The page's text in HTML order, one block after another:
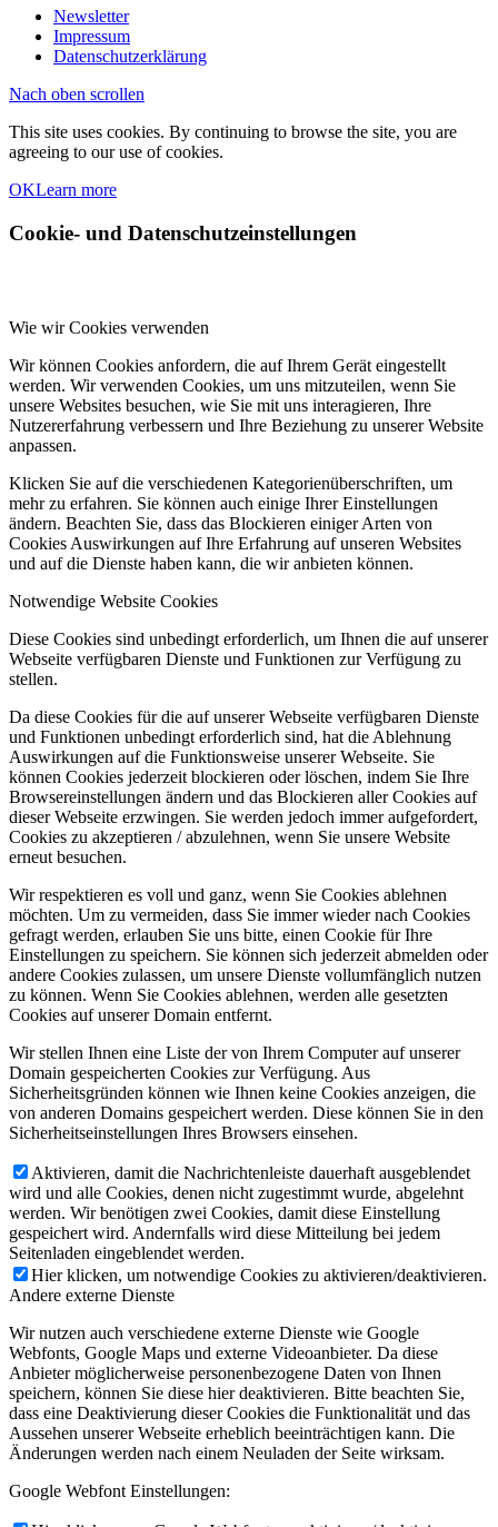
Newsletter
Impressum
Datenschutzerklärung
Nach oben scrollen
This site uses cookies. By continuing to browse the site, you are
agreeing to our use of cookies.
OKLearn more
Cookie- und Datenschutzeinstellungen
Wie wir Cookies verwenden
Wir können Cookies anfordern, die auf Ihrem Gerät eingestellt
werden. Wir verwenden Cookies, um uns mitzuteilen, wenn Sie
unsere Websites besuchen, wie Sie mit uns interagieren, Ihre
Nutzererfahrung verbessern und Ihre Beziehung zu unserer Website
anpassen.
Klicken Sie auf die verschiedenen Kategorienüberschriften, um
mehr zu erfahren. Sie können auch einige Ihrer Einstellungen
ändern. Beachten Sie, dass das Blockieren einiger Arten von
Cookies Auswirkungen auf Ihre Erfahrung auf unseren Websites
und auf die Dienste haben kann, die wir anbieten können.
Notwendige Website Cookies
Diese Cookies sind unbedingt erforderlich, um Ihnen die auf unserer
Webseite verfügbaren Dienste und Funktionen zur Verfügung zu
stellen.
Da diese Cookies für die auf unserer Webseite verfügbaren Dienste
und Funktionen unbedingt erforderlich sind, hat die Ablehnung
Auswirkungen auf die Funktionsweise unserer Webseite. Sie
können Cookies jederzeit blockieren oder löschen, indem Sie Ihre
Browsereinstellungen ändern und das Blockieren aller Cookies auf
dieser Webseite erzwingen. Sie werden jedoch immer aufgefordert,
Cookies zu akzeptieren / abzulehnen, wenn Sie unsere Website
erneut besuchen.
Wir respektieren es voll und ganz, wenn Sie Cookies ablehnen
möchten. Um zu vermeiden, dass Sie immer wieder nach Cookies
gefragt werden, erlauben Sie uns bitte, einen Cookie für Ihre
Einstellungen zu speichern. Sie können sich jederzeit abmelden oder
andere Cookies zulassen, um unsere Dienste vollumfänglich nutzen
zu können. Wenn Sie Cookies ablehnen, werden alle gesetzten
Cookies auf unserer Domain entfernt.
Wir stellen Ihnen eine Liste der von Ihrem Computer auf unserer
Domain gespeicherten Cookies zur Verfügung. Aus
Sicherheitsgründen können wie Ihnen keine Cookies anzeigen, die
von anderen Domains gespeichert werden. Diese können Sie in den
Sicherheitseinstellungen Ihres Browsers einsehen.
Aktivieren, damit die Nachrichtenleiste dauerhaft ausgeblendet
wird und alle Cookies, denen nicht zugestimmt wurde, abgelehnt
werden. Wir benötigen zwei Cookies, damit diese Einstellung
gespeichert wird. Andernfalls wird diese Mitteilung bei jedem
Seitenladen eingeblendet werden.
Hier klicken, um notwendige Cookies zu aktivieren/deaktivieren.
Andere externe Dienste
Wir nutzen auch verschiedene externe Dienste wie Google
Webfonts, Google Maps und externe Videoanbieter. Da diese
Anbieter möglicherweise personenbezogene Daten von Ihnen
speichern, können Sie diese hier deaktivieren. Bitte beachten Sie,
dass eine Deaktivierung dieser Cookies die Funktionalität und das
Aussehen unserer Webseite erheblich beeinträchtigen kann. Die
Änderungen werden nach einem Neuladen der Seite wirksam.
Google Webfont Einstellungen: